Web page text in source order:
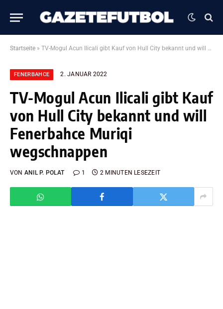
Startseite » TV-Mogul Acun Ilicali gibt Kauf von Hull City bekannt und will Fenerbahce Muriqi wegschnappen
FENERBAHCE 2. JANUAR 2022
TV-Mogul Acun Ilicali gibt Kauf
von Hull City bekannt und will
Fenerbahce Muriqi
wegschnappen
VON ANIL P. POLAT 1 2 MINUTEN LESEZEIT